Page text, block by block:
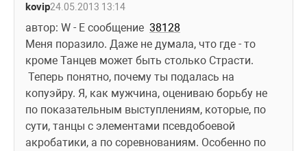
kovip24.05.2013 13:14
автор: W - E сообщение 38128
Меня поразило. Даже не думала, что где - то
кроме Танцев может быть столько Страсти.
копуэйру. Я, как мужчина, оцениваю борьбу не
по показательным выступлениям, которые, по
сути, танцы с элементами псевдобоевой
акробатики, а по соревнованиям. Особенно по